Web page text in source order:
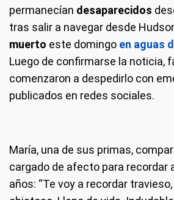
permanecían desaparecidos
tras salir a navegar desde
muerto este domingo en aguas
Luego de confirmarse la noticia,
comenzaron a despedirlo con
publicados en redes sociales.
María, una de sus primas,
cargado de afecto para recordar
años: “Te voy a recordar